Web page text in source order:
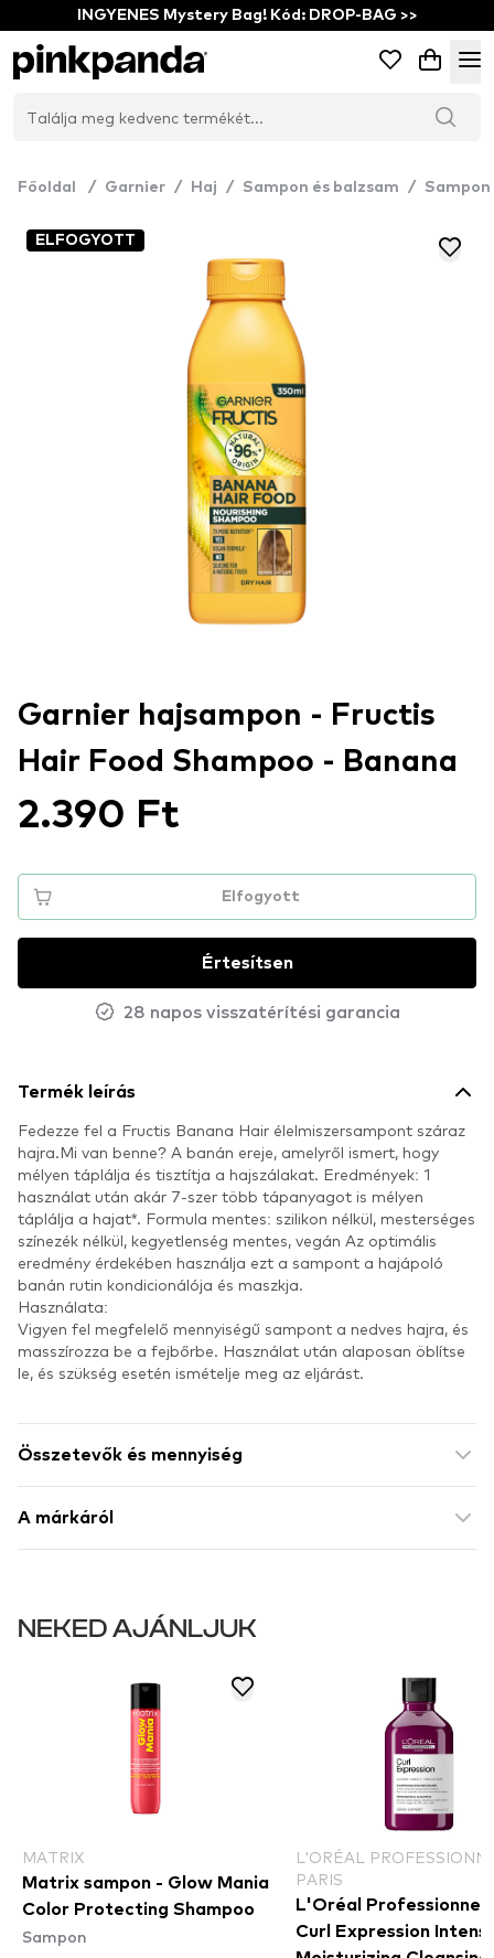
INGYENES Mystery Bag! Kód: DROP-BAG >>
Főoldal / Garnier / Haj / Sampon és balzsam / Sampon
ELFOGYOTT
Garnier hajsampon - Fructis
Hair Food Shampoo - Banana
2.390 Ft
Elfogyott
Értesítsen
28 napos visszatérítési garancia
Termék leírás
Fedezze fel a Fructis Banana Hair élelmiszersampont száraz
hajra.Mi van benne? A banán ereje, amelyről ismert, hogy
mélyen táplálja és tisztítja a hajszálakat. Eredmények: 1
használat után akár 7-szer több tápanyagot is mélyen
táplálja a hajat*. Formula mentes: szilikon nélkül, mesterséges
színezék nélkül, kegyetlenség mentes, vegán Az optimális
eredmény érdekében használja ezt a sampont a hajápoló
banán rutin kondicionálója és maszkja.
Használata:
Vigyen fel megfelelő mennyiségű sampont a nedves hajra, és
masszírozza be a fejbőrbe. Használat után alaposan öblítse
le, és szükség esetén ismételje meg az eljárást.
Összetevők és mennyiség
A márkáról
NEKED AJÁNLJUK
MATRIX
Matrix sampon - Glow Mania
Color Protecting Shampoo
Sampon
L'ORÉAL
PARIS
L'Oréal Professionnel
Curl Expression